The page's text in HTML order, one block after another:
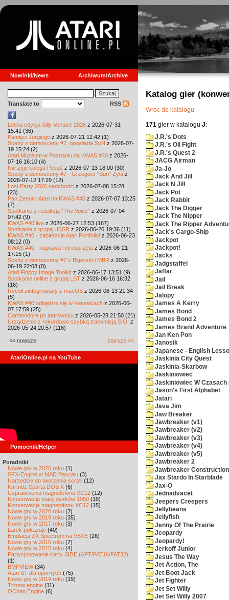
Nowinki/News Archiwum/Archive
Translate to RSS
Letnia edycja Silly Venture 2026 z 2026-07-31
15:41 (36)
Pamięci Jurgiego z 2026-07-21 12:42 (1)
Sceny z demosceny #7: opowiada SuN z 2026-07-
19 15:24 (2)
Atari Muzeum w Poznaniu na KWAS #40 z 2026-
07-16 16:10 (4)
Nie żyje kolega Pecuś z 2026-07-13 18:00 (30)
Sceny z demosceny #7 - Grzegorz "Sun" Żyła z
2026-07-12 17:29 (12)
Lost Party 2026 nadchodzi z 2026-07-08 15:28
(23)
Pan Zenon i Atari na KWAS #40 z 2026-07-07 13:25
(7)
Spotkanie z redakcją "The Voice" z 2026-07-04
07:42 (9)
KWAS #40 live z 2026-06-27 12:53 (167)
Spotkanie z grupą USSR z 2026-06-26 19:36 (11)
KWAS #40 - zabierzcie Atari Portfolio! z 2026-06-23
08:12 (0)
KWAS #40 - naprawa retrosprzętu z 2026-06-21
17:15 (1)
Sceny z demosceny #7 z Bigerem i MBR z 2026-
06-19 22:08 (0)
Atari Floppy Image Toolkit z 2026-06-17 13:51 (9)
Spotkanie online z grupą LST z 2026-06-16 16:32
(16)
Recoil zintegrowany z macOS z 2026-06-13 21:34
(5)
KWAS #40 odbędzie się w Katowicach z 2026-06-
07 17:59 (25)
Commodore po atarowsku z 2026-05-28 21:50 (21)
Urządzenie z rekordowo szybką transmisją SIO! z
2026-05-24 20:57 (116)
«« nowsze starsze »»
AtariOnline.pl na YouTube
Pomocnik/Helper
Poradniki
Nowe gry w 2026 roku (1)
SFX-Engine w MAD Pascalu (3)
Narzędzie do tworzenia scrolli (12)
Kartridż Sparta DOS X (6)
Usprawnienia magnetofonu XC12 (12)
Konserwacja stacji dysków 1050 (19)
Konserwacja magnetofonu XC12 (15)
Nowe gry w 2020 roku (2)
Nowe gry w 2019 roku (35)
Nowe gry w 2017 roku (3)
Larek pokazuje (40)
Emulacja ZX Spectrum na VBXE (26)
Nowe gry w 2016 roku (7)
Nowe gry w 2015 roku (4)
Partycjonowanie karty SIDE (APT/FAT16/FAT32)
(1)
BMPVIEW(34)
Atari ST dla opornych (75)
Nowe gry w 2014 roku (19)
Tritone engine (11)
QChan Engine (6)
Katalog gier
Wróc do katalogu
171 gier w katalogu J:
J.R.'s Dots
J.R.'s Oil Fight
J.R.'s Quest 2
JACG Airman
Ja-Jo
Jack And Jill
Jack N Jill
Jack Pot
Jack Rabbit
Jack The Digger
Jack The Nipper
Jack The Ripper
Jack's Cargo-Ship
Jackpot
Jackpot!
Jacks
Jadgstaffel
Jaffar
Jail
Jail Break
Jalopy
James A Kerry
James Bond
James Bond 2
James Brand Adventure
Jan Ken Pon
Janosik
Japanese - English
Jaskinia City Quest
Jaskinia-Skarbow
Jaskiniowiec
Jaskiniowiec W Czasach
Jason's First Alphabet
Jatari
Java Jim
Jaw Breaker
Jawbreaker (v1)
Jawbreaker (v2)
Jawbreaker (v3)
Jawbreaker (v4)
Jawbreaker (v5)
Jawbreaker 2
Jawbreaker Construction
Jax Stardo In Starblade
Jax-O
Jednadvacet
Jeepers Creepers
Jellybeans
Jellyfish
Jenny Of The Prairie
Jeopardy
Jeopardy!
Jerkoff Junior
Jesus The Way
Jet Action, The
Jet Boot Jack
Jet Fighter
Jet Set Willy
Jet Set Willy 2007